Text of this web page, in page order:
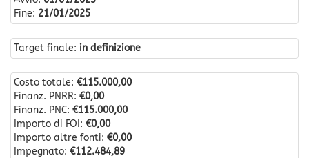
Fine: 21/01/2025
Target finale: in definizione
Costo totale: €115.000,00
Finanz. PNRR: €0,00
Finanz. PNC: €115.000,00
Importo di FOI: €0,00
Importo altre fonti: €0,00
Impegnato: €112.484,89